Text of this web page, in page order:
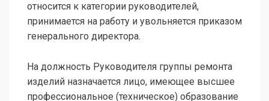
относится к категории руководителей,
принимается на работу и увольняется приказом
генерального директора.
На должность Руководителя группы ремонта
изделий назначается лицо, имеющее высшее
профессиональное (техническое) образование